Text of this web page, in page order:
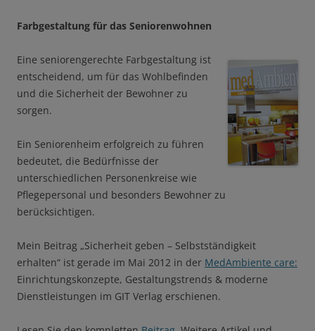
Farbgestaltung für das Seniorenwohnen
Eine seniorengerechte Farbgestaltung ist
entscheidend, um für das Wohlbefinden
und die Sicherheit der Bewohner zu
sorgen.
Ein Seniorenheim erfolgreich zu führen
bedeutet, die Bedürfnisse der
unterschiedlichen Personenkreise wie
Pflegepersonal und besonders Bewohner zu
berücksichtigen.
Mein Beitrag „Sicherheit geben – Selbstständigkeit
erhalten“ ist gerade im Mai 2012 in der MedAmbiente care:
Einrichtungskonzepte, Gestaltungstrends & moderne
Dienstleistungen im GIT Verlag erschienen.